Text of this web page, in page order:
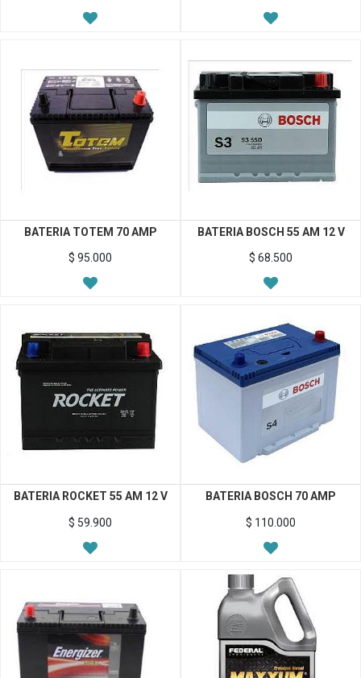
BATERIA TOTEM 70 AMP
$ 95.000
BATERIA BOSCH 55 AM 12 V
$ 68.500
BATERIA ROCKET 55 AM 12 V
$ 59.900
BATERIA BOSCH 70 AMP
$ 110.000